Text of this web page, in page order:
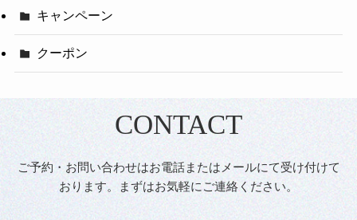
キャンペーン
クーポン
CONTACT
ご予約・お問い合わせはお電話またはメールにて受け付けて
おります。まずはお気軽にご連絡ください。